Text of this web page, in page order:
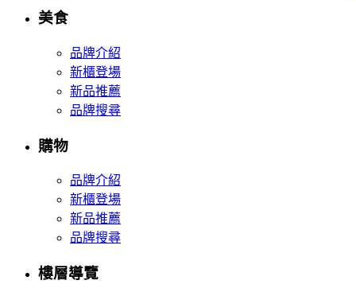
美食
品牌介紹
新櫃登場
新品推薦
品牌搜尋
購物
品牌介紹
新櫃登場
新品推薦
品牌搜尋
樓層導覽